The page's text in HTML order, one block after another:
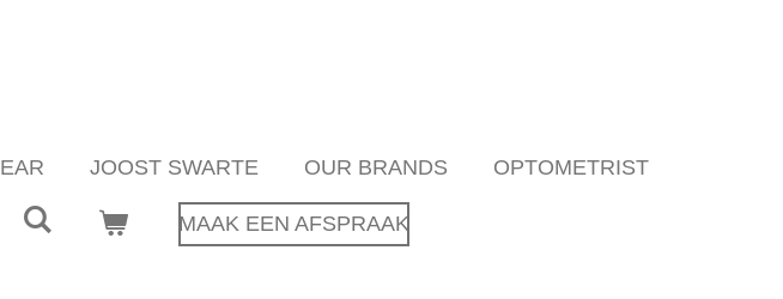
JOOST SWARTE OUR BRANDS OPTOMETRIST
MAAK EEN AFSPRAAK